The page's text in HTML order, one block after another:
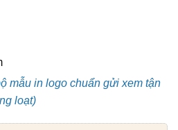
mẫu in logo chuẩn gửi xem tận
loạt)